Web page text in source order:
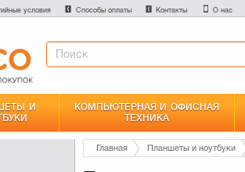
условия Способы оплаты Контакты О нас
И
КОМПЬЮТЕРНАЯ И ОФИСНАЯ
ТЕХНИКА
Главная Планшеты и ноутбуки